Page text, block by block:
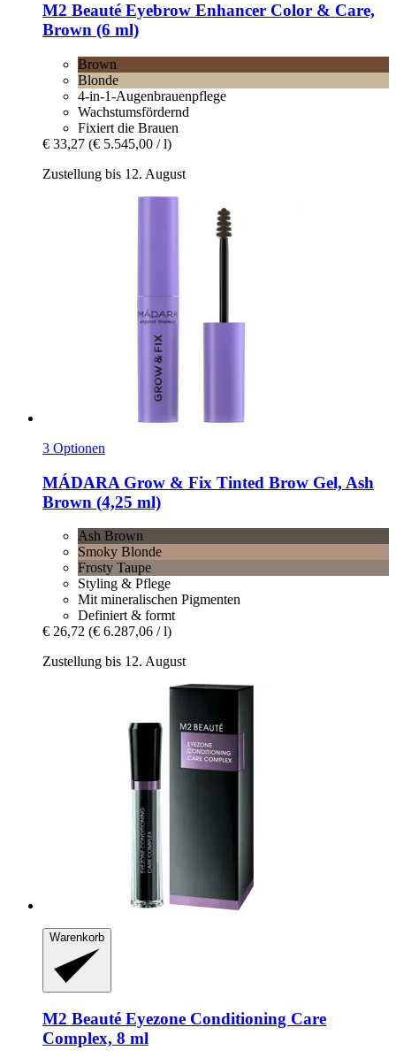
M2 Beauté Eyebrow Enhancer Color & Care,
Brown (6 ml)
Brown
Blonde
4-in-1-Augenbrauenpflege
Wachstumsfördernd
Fixiert die Brauen
€ 33,27 (€ 5.545,00 / l)
Zustellung bis 12. August
3 Optionen
MÁDARA Grow & Fix Tinted Brow Gel, Ash
Brown (4,25 ml)
Ash Brown
Smoky Blonde
Frosty Taupe
Styling & Pflege
Mit mineralischen Pigmenten
Definiert & formt
€ 26,72 (€ 6.287,06 / l)
Zustellung bis 12. August
Warenkorb
M2 Beauté Eyezone Conditioning Care
Complex, 8 ml